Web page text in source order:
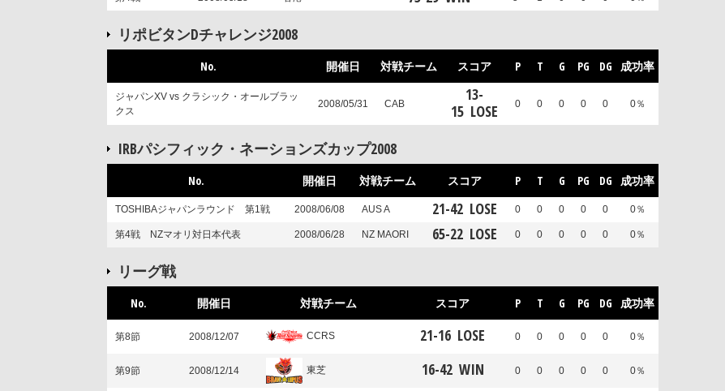
リポビタンDチャレンジ2008
No. 開催日 対戦チーム スコア P T G PG DG 成功率
ジャパンXV vs クラシック・オールブラッ
クス
2008/05/31 CAB 13-
15 LOSE 0 0 0 0 0 0％
IRBパシフィック・ネーションズカップ2008
No. 開催日 対戦チーム スコア P T G PG DG 成功率
TOSHIBAジャパンラウンド 第1戦 2008/06/08 AUS A 21-42 LOSE 0 0 0 0 0 0％
第4戦 NZマオリ対日本代表 2008/06/28 NZ MAORI 65-22 LOSE 0 0 0 0 0 0％
リーグ戦
No. 開催日 対戦チーム スコア P T G PG DG 成功率
第8節 2008/12/07 CCRS 21-16 LOSE 0 0 0 0 0 0％
第9節 2008/12/14 東芝 16-42 WIN 0 0 0 0 0 0％